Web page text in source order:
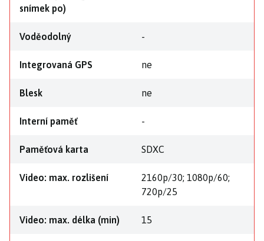
snímek po)
Voděodolný -
Integrovaná GPS ne
Blesk ne
Interní paměť -
Paměťová karta SDXC
Video: max. rozlišení
2160p/30; 1080p/60;
720p/25
Video: max. délka (min) 15